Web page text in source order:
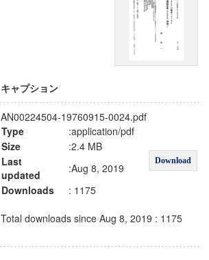
キャプション
AN00224504-19760915-0024.pdf
Type
:application/pdf
Download
Size
:2.4 MB
Last
updated
:Aug 8, 2019
Downloads
: 1175
Total downloads since Aug 8, 2019 : 1175